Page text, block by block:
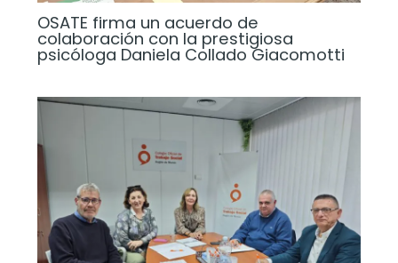
OSATE firma un acuerdo de
colaboración con la prestigiosa
psicóloga Daniela Collado Giacomotti